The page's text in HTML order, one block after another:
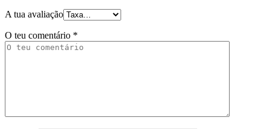
A tua avaliação
O teu comentário *